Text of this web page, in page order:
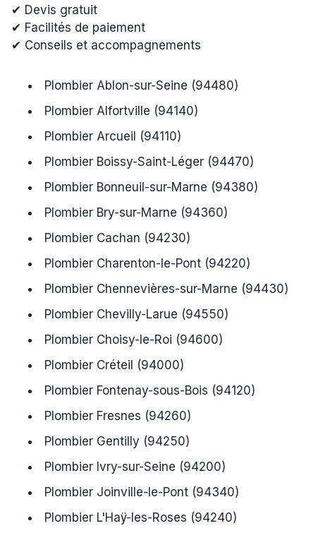
✔ Devis gratuit
✔ Facilités de paiement
✔ Conseils et accompagnements
Plombier Ablon-sur-Seine (94480)
Plombier Alfortville (94140)
Plombier Arcueil (94110)
Plombier Boissy-Saint-Léger (94470)
Plombier Bonneuil-sur-Marne (94380)
Plombier Bry-sur-Marne (94360)
Plombier Cachan (94230)
Plombier Charenton-le-Pont (94220)
Plombier Chennevières-sur-Marne (94430)
Plombier Chevilly-Larue (94550)
Plombier Choisy-le-Roi (94600)
Plombier Créteil (94000)
Plombier Fontenay-sous-Bois (94120)
Plombier Fresnes (94260)
Plombier Gentilly (94250)
Plombier Ivry-sur-Seine (94200)
Plombier Joinville-le-Pont (94340)
Plombier L'Haÿ-les-Roses (94240)